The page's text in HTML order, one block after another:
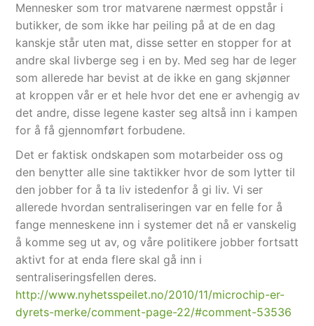
Mennesker som tror matvarene nærmest oppstår i
butikker, de som ikke har peiling på at de en dag
kanskje står uten mat, disse setter en stopper for at
andre skal livberge seg i en by. Med seg har de leger
som allerede har bevist at de ikke en gang skjønner
at kroppen vår er et hele hvor det ene er avhengig av
det andre, disse legene kaster seg altså inn i kampen
for å få gjennomført forbudene.
Det er faktisk ondskapen som motarbeider oss og
den benytter alle sine taktikker hvor de som lytter til
den jobber for å ta liv istedenfor å gi liv. Vi ser
allerede hvordan sentraliseringen var en felle for å
fange menneskene inn i systemer det nå er vanskelig
å komme seg ut av, og våre politikere jobber fortsatt
aktivt for at enda flere skal gå inn i
sentraliseringsfellen deres.
http://www.nyhetsspeilet.no/2010/11/microchip-er-
dyrets-merke/comment-page-22/#comment-53536